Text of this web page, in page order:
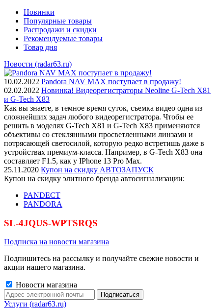
Новинки
Популярные товары
Распродажи и скидки
Рекомендуемые товары
Товар дня
Новости (radar63.ru)
10.02.2022 Pandora NAV MAX поступает в продажу!
02.02.2022 Новинка! Видеорегистраторы Neoline G-Tech X81
и G-Tech X83
Как вы знаете, в темное время суток, съемка видео одна из
сложнейших задач любого видеорегистратора. Чтобы ее
решить в моделях G-Tech X81 и G-Tech X83 применяются
объективы со стеклянными просветленными линзами и
потрясающей светосилой, которую редко встретишь даже в
устройствах премиум-класса. Например, в G-Tech X83 она
составляет F1.5, как у IPhone 13 Pro Max.
25.11.2020 Купон на скидку АВТОЗАПУСК
Купон на скидку элитного бренда автосигнализации:
PANDECT
PANDORA
SL-4JQUS-WPTSRQS
Подписка на новости магазина
Подпишитесь на рассылку и получайте свежие новости и
акции нашего магазина.
Новости магазина
Услуги (radar63.ru)